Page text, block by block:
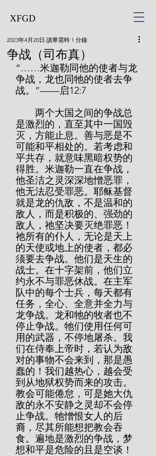
XFGD
争战（司布真）
2023年4月20日 讀畢需時 1 分鐘
“……米迦勒同他的使者与龙
争战，龙也同牠的使者去争
战。”——启12:7
是激烈的，直至其中一国毁
灭，方能止息。善与恶是不
可能和平相处的。若考虑和
平共存，就意味黑暗权势的
得胜。米迦勒一直在争战，
他圣洁之灵深深地憎恶罪，
他无法忍受罪恶。耶稣基督
就是龙的仇敌，不是温和的
敌人，而是积极的、强劲的
敌人，祂坚决要灭绝罪恶！
祂所有的仆人，无论是天上
的天使或地上的使者，都必
须要去争战。他们是天生的
战士。在十字架前，他们立
约永不与罪恶休战。在主军
队中的每个士兵，每天都有
任务，全心、全意并全力与
龙争战。龙和牠的牧者也不
停止争战。牠们使用任何可
用的武器，不停地屠杀。我
们在侍奉上帝时，若认为敌
对的事物不会来到，那是愚
蠢的！我们越热心，越会受
到从地狱权势而来的攻击。
教会可能倦怠，可是她大仇
敌的永不安静之灵却不会停
止争战。牠憎恨女人的后
裔，尽其所能想把教会吞
食。遍地是激烈的争战，梦
想和平是危险的且是空谈！